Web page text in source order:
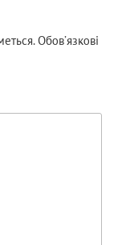
Обов’язкові